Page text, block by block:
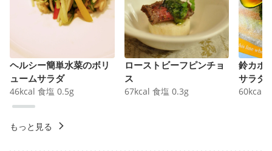
ヘルシー簡単水菜のボリ
ュームサラダ
46kcal 食塩 0.5g
ローストビーフピンチョ
ス
67kcal 食塩 0.3g
鈴カボ
サラダ
60kcal
もっと見る